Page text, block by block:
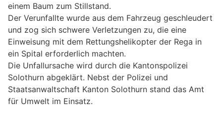
einem Baum zum Stillstand.
Der Verunfallte wurde aus dem Fahrzeug geschleudert
und zog sich schwere Verletzungen zu, die eine
Einweisung mit dem Rettungshelikopter der Rega in
ein Spital erforderlich machten.
Die Unfallursache wird durch die Kantonspolizei
Solothurn abgeklärt. Nebst der Polizei und
Staatsanwaltschaft Kanton Solothurn stand das Amt
für Umwelt im Einsatz.